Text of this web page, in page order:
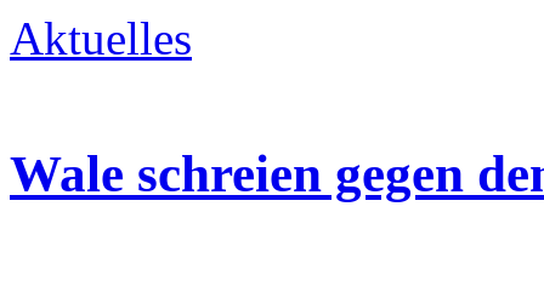
Aktuelles
Wale schreien gegen